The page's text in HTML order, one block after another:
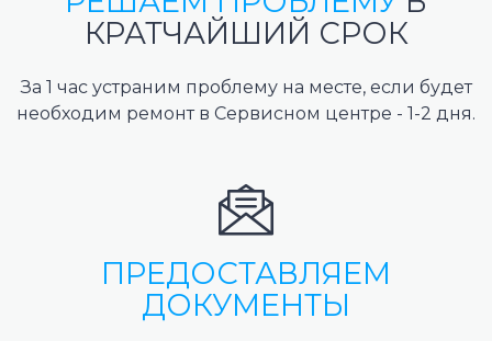
КРАТЧАЙШИЙ СРОК
За 1 час устраним проблему на месте, если будет
необходим ремонт в Сервисном центре - 1-2 дня.
ПРЕДОСТАВЛЯЕМ
ДОКУМЕНТЫ